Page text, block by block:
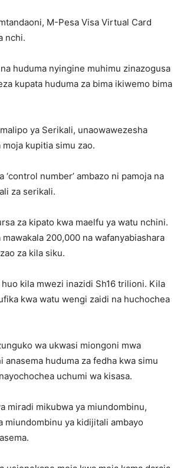
M-Pesa Visa Virtual Card
nchi.
huduma nyingine muhimu zinazogusa
kupata huduma za bima ikiwemo bima
ya Serikali, unaowawezesha
kupitia simu zao.
number’ ambazo ni pamoja na
za serikali.
za kipato kwa maelfu ya watu nchini.
200,000 na wafanyabiashara
za kila siku.
kila mwezi inazidi Sh16 trilioni. Kila
kwa watu wengi zaidi na huchochea
wa ukwasi miongoni mwa
anasema huduma za fedha kwa simu
uchumi wa kisasa.
miradi mikubwa ya miundombinu,
miundombinu ya kidijitali ambayo